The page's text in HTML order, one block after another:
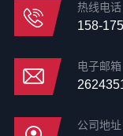
热线电话
158-
电子邮箱
公司地址